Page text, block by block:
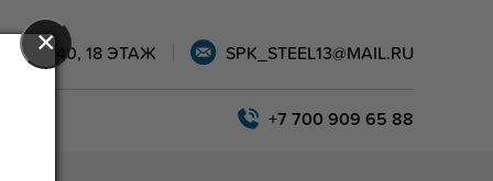
40, 18 ЭТАЖ SPK_STEEL13@MAIL.RU
+7 700 909 65 88
×